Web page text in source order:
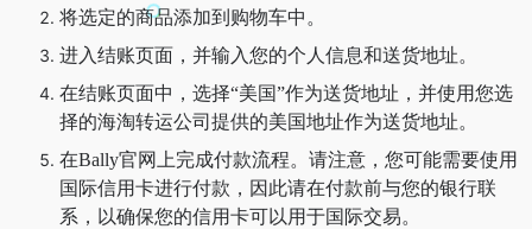
将选定的商品添加到购物车中。
进入结账页面，并输入您的个人信息和送货地址。
在结账页面中，选择“美国”作为送货地址，并使用您选
择的海淘转运公司提供的美国地址作为送货地址。
在Bally官网上完成付款流程。请注意，您可能需要使用
国际信用卡进行付款，因此请在付款前与您的银行联
系，以确保您的信用卡可以用于国际交易。